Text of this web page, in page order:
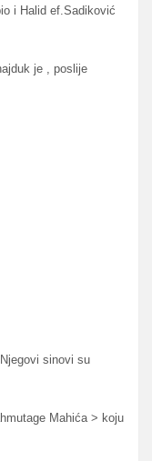
i Halid ef.Sadiković
je , poslije
sinovi su
Mahića > koju